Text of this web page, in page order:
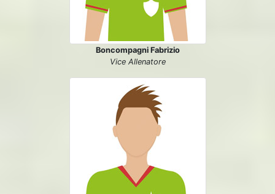
Boncompagni Fabrizio
Vice Allenatore